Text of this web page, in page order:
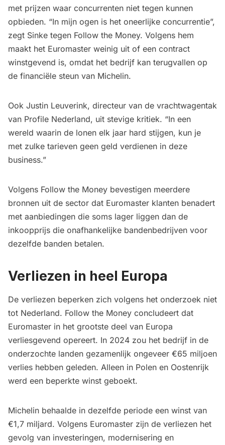
met prijzen waar concurrenten niet tegen kunnen
opbieden. “In mijn ogen is het oneerlijke concurrentie”,
zegt Sinke tegen Follow the Money. Volgens hem
maakt het Euromaster weinig uit of een contract
winstgevend is, omdat het bedrijf kan terugvallen op
de financiële steun van Michelin.
Ook Justin Leuverink, directeur van de vrachtwagentak
van Profile Nederland, uit stevige kritiek. “In een
wereld waarin de lonen elk jaar hard stijgen, kun je
met zulke tarieven geen geld verdienen in deze
business.”
Volgens Follow the Money bevestigen meerdere
bronnen uit de sector dat Euromaster klanten benadert
met aanbiedingen die soms lager liggen dan de
inkoopprijs die onafhankelijke bandenbedrijven voor
dezelfde banden betalen.
Verliezen in heel Europa
De verliezen beperken zich volgens het onderzoek niet
tot Nederland. Follow the Money concludeert dat
Euromaster in het grootste deel van Europa
verliesgevend opereert. In 2024 zou het bedrijf in de
onderzochte landen gezamenlijk ongeveer €65 miljoen
verlies hebben geleden. Alleen in Polen en Oostenrijk
werd een beperkte winst geboekt.
Michelin behaalde in dezelfde periode een winst van
€1,7 miljard. Volgens Euromaster zijn de verliezen het
gevolg van investeringen, modernisering en